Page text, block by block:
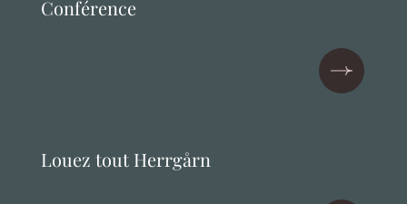
Conférence
Louez tout Herrgårn